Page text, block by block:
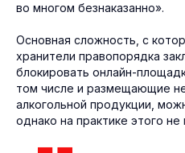
во многом безнаказанно».
Основная сложность, с
хранители правопорядка
блокировать онлайн-
том числе и размещающие
алкогольной продукции,
однако на практике этого не